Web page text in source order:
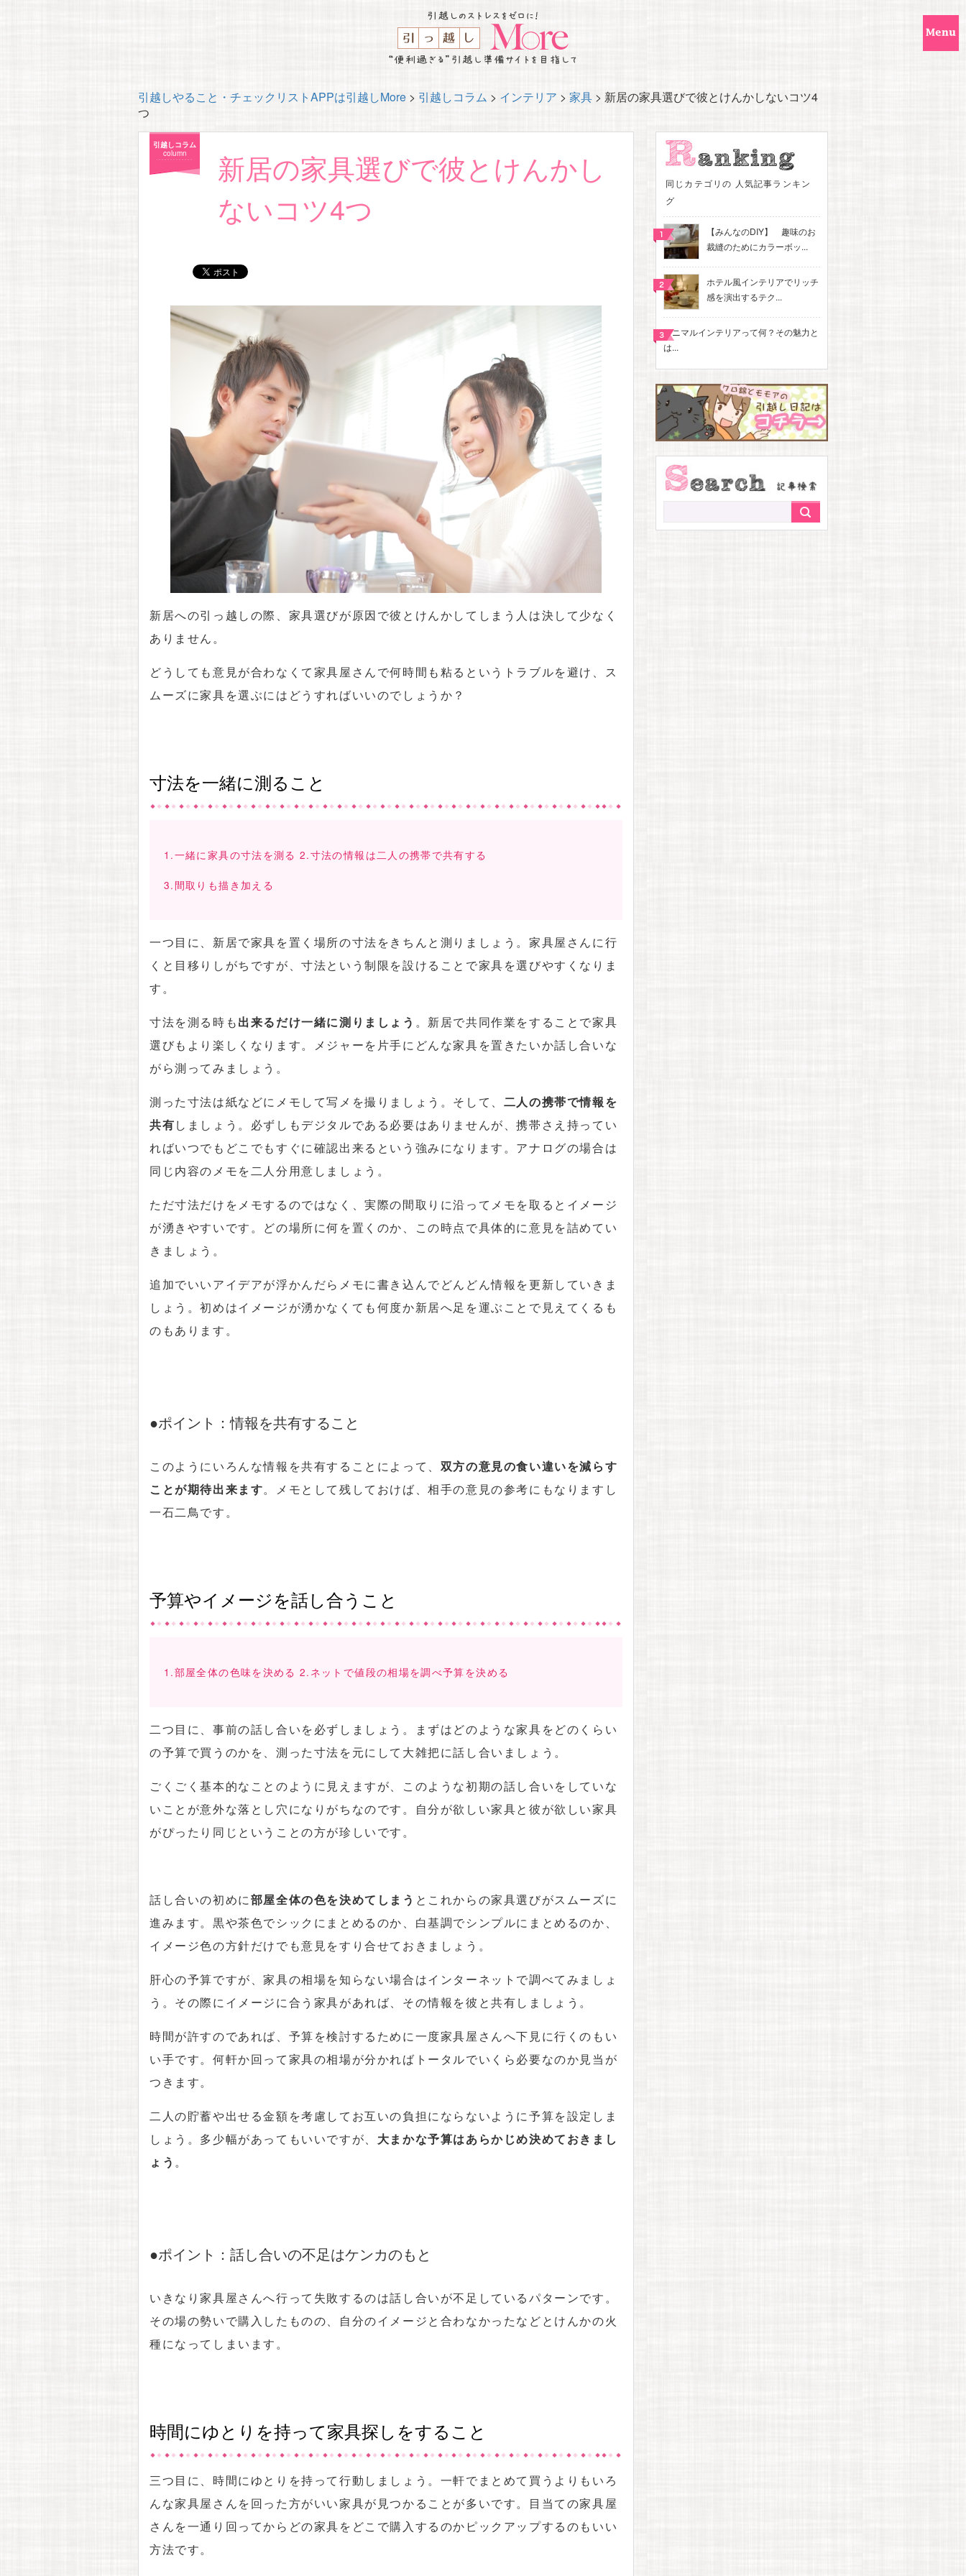
引越しやること・チェックリストAPPは引越しMore > 引越しコラム > インテリア > 家具 > 新居の家具選びで彼とけんかしないコツ4
つ
引越しコラム
column
新居の家具選びで彼とけんかし
ないコツ4つ
新居への引っ越しの際、家具選びが原因で彼とけんかしてしまう人は決して少なく
ありません。
どうしても意見が合わなくて家具屋さんで何時間も粘るというトラブルを避け、ス
ムーズに家具を選ぶにはどうすればいいのでしょうか？
寸法を一緒に測ること
1.一緒に家具の寸法を測る 2.寸法の情報は二人の携帯で共有する
3.間取りも描き加える
一つ目に、新居で家具を置く場所の寸法をきちんと測りましょう。家具屋さんに行
くと目移りしがちですが、寸法という制限を設けることで家具を選びやすくなりま
す。
寸法を測る時も出来るだけ一緒に測りましょう 。新居で共同作業をすることで家具
選びもより楽しくなります。メジャーを片手にどんな家具を置きたいか話し合いな
がら測ってみましょう。
測った寸法は紙などにメモして写メを撮りましょう。そして、 二人の携帯で情報を
共有しましょう。必ずしもデジタルである必要はありませんが、携帯さえ持ってい
ればいつでもどこでもすぐに確認出来るという強みになります。アナログの場合は
同じ内容のメモを二人分用意しましょう。
ただ寸法だけをメモするのではなく、実際の間取りに沿ってメモを取るとイメージ
が湧きやすいです。どの場所に何を置くのか、この時点で具体的に意見を詰めてい
きましょう。
追加でいいアイデアが浮かんだらメモに書き込んでどんどん情報を更新していきま
しょう。初めはイメージが湧かなくても何度か新居へ足を運ぶことで見えてくるも
のもあります。
●ポイント：情報を共有すること
このようにいろんな情報を共有することによって、 双方の意見の食い違いを減らす
ことが期待出来ます。メモとして残しておけば、相手の意見の参考にもなりますし
一石二鳥です。
予算やイメージを話し合うこと
1.部屋全体の色味を決める 2.ネットで値段の相場を調べ予算を決める
二つ目に、事前の話し合いを必ずしましょう。まずはどのような家具をどのくらい
の予算で買うのかを、測った寸法を元にして大雑把に話し合いましょう。
ごくごく基本的なことのように見えますが、このような初期の話し合いをしていな
いことが意外な落とし穴になりがちなのです。自分が欲しい家具と彼が欲しい家具
がぴったり同じということの方が珍しいです。
話し合いの初めに部屋全体の色を決めてしまう とこれからの家具選びがスムーズに
進みます。黒や茶色でシックにまとめるのか、白基調でシンプルにまとめるのか、
イメージ色の方針だけでも意見をすり合せておきましょう。
肝心の予算ですが、家具の相場を知らない場合はインターネットで調べてみましょ
う。その際にイメージに合う家具があれば、その情報を彼と共有しましょう。
時間が許すのであれば、予算を検討するために一度家具屋さんへ下見に行くのもい
い手です。何軒か回って家具の相場が分かればトータルでいくら必要なのか見当が
つきます。
二人の貯蓄や出せる金額を考慮してお互いの負担にならないように予算を設定しま
しょう。多少幅があってもいいですが、 大まかな予算はあらかじめ決めておきまし
ょう 。
●ポイント：話し合いの不足はケンカのもと
いきなり家具屋さんへ行って失敗するのは話し合いが不足しているパターンです。
その場の勢いで購入したものの、自分のイメージと合わなかったなどとけんかの火
種になってしまいます。
時間にゆとりを持って家具探しをすること
三つ目に、時間にゆとりを持って行動しましょう。一軒でまとめて買うよりもいろ
んな家具屋さんを回った方がいい家具が見つかることが多いです。目当ての家具屋
さんを一通り回ってからどの家具をどこで購入するのかピックアップするのもいい
方法です。
同じカテゴリの 人気記事ランキン
グ
【みんなのDIY】 趣味のお
裁縫のためにカラーボッ...
ホテル風インテリアでリッチ
感を演出するテク...
ミニマルインテリアって何？その魅力と
は...